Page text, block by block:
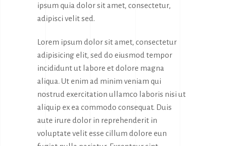
ipsum quia dolor sit amet, consectetur,
adipisci velit sed.
Lorem ipsum dolor sit amet, consectetur
adipisicing elit, sed do eiusmod tempor
incididunt ut labore et dolore magna
aliqua. Ut enim ad minim veniam qui
nostrud exercitation ullamco laboris nisi ut
aliquip ex ea commodo consequat. Duis
aute irure dolor in reprehenderit in
voluptate velit esse cillum dolore eun